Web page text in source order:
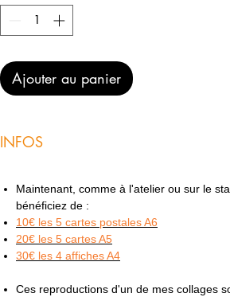
Ajouter au panier
INFOS
Maintenant, comme à l'atelier ou sur le
bénéficiez de :
10€ les 5 cartes postales A6
20€ les 5 cartes A5
30€ les 4 affiches A4
Ces reproductions d'un de mes collages